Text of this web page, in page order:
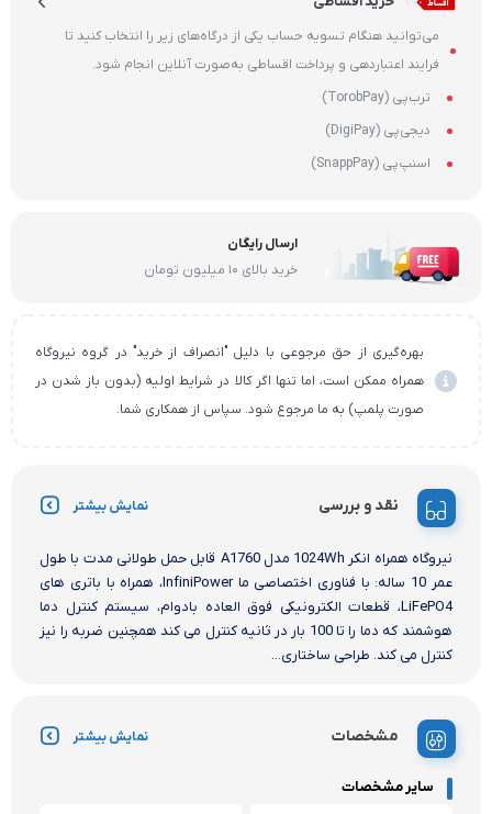
می‌توانید هنگام تسویه حساب یکی از درگاه‌های زیر را انتخاب کنید تا
فرایند اعتباردهی و پرداخت اقساطی به‌صورت آنلاین انجام شود.
ترب‌پی (TorobPay)
دیجی‌پی (DigiPay)
اسنپ‌پی (SnappPay)
ارسال رایگان
خرید بالای ۱۰ میلیون تومان
بهره‌گیری از حق مرجوعی با دلیل "انصراف از خرید" در گروه نیروگاه
همراه ممکن است، اما تنها اگر کالا در شرایط اولیه (بدون باز شدن در
صورت پلمپ) به ما مرجوع شود. سپاس از همکاری شما.
نقد و بررسی نمایش بیشتر
نیروگاه همراه انکر 1024Wh مدل A1760 قابل حمل طولانی مدت با طول
عمر 10 ساله: با فناوری اختصاصی ما InfiniPower، همراه با باتری های
LiFePO4، قطعات الکترونیکی فوق العاده بادوام، سیستم کنترل دما
هوشمند که دما را تا 100 بار در ثانیه کنترل می کند همچنین ضربه را نیز
کنترل می کند. طراحی ساختاری...
مشخصات نمایش بیشتر
سایر مشخصات